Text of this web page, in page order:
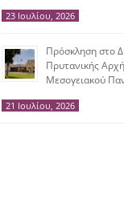
23 Ιουλίου, 2026
Πρόσκληση στο
Πρυτανικής
Μεσογειακού
21 Ιουλίου, 2026